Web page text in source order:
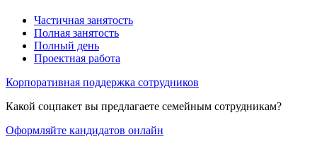
Частичная занятость
Полная занятость
Полный день
Проектная работа
Корпоративная поддержка сотрудников
Какой соцпакет вы предлагаете семейным сотрудникам?
Оформляйте кандидатов онлайн